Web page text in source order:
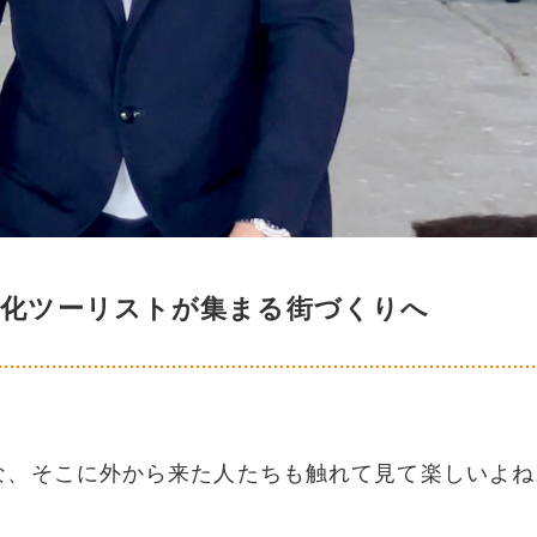
ツーリストが集まる街づくりへ
そこに外から来た人たちも触れて見て楽しいよ